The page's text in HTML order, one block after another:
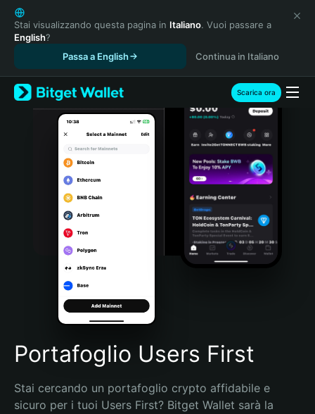
English
日本語
Tiếng Việt
Español (Latinoamérica)
Türkçe
Italiano
Português (Portugal)
Bahasa Indonesia
Português (Brasil)
Español (Argentina)
Stai visualizzando questa pagina in Italiano. Vuoi passare a
English?
Passa a English
Continua in Italiano
Scarica ora
Portafoglio Users First
Stai cercando un portafoglio crypto affidabile e
sicuro per i tuoi Users First? Bitget Wallet sarà la